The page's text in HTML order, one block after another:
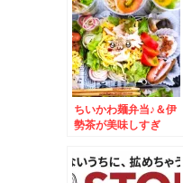
ちいかわ麺弁当♪＆伊
勢茶が美味しすぎ